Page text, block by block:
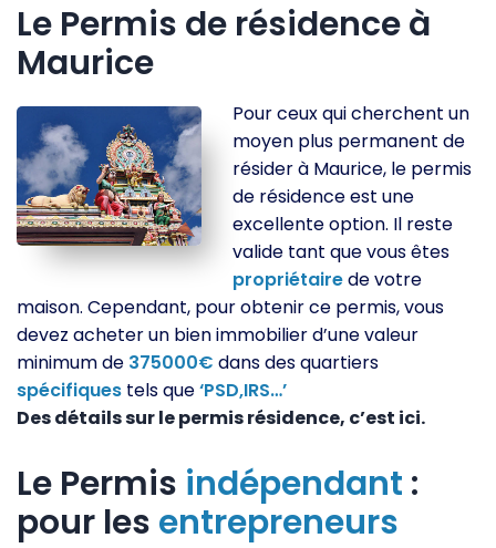
Le Permis de résidence à
Maurice
Pour ceux qui cherchent un
moyen plus permanent de
résider à Maurice, le permis
de résidence est une
excellente option. Il reste
valide tant que vous êtes
propriétairede votre
maison. Cependant, pour obtenir ce permis, vous
devez acheter un bien immobilier d’une valeur
minimum de 375000€ dans des quartiers
spécifiques tels que‘PSD,IRS…’
Des détails sur le permis résidence, c’est ici.
Le Permis indépendant :
pour les entrepreneurs